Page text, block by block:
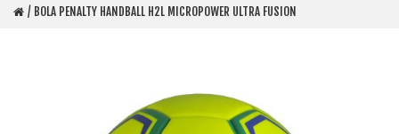
BOLA PENALTY HANDBALL H2L MICROPOWER ULTRA FUSION